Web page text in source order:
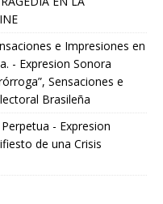
e Impresiones en
- Expresion Sonora
Sensaciones e
Brasileña
- Expresion
de una Crisis